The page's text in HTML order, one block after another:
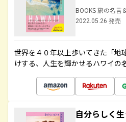
BOOKS 旅の名言
2022.05.26 発売
世界を４０年以上歩いてきた「地
けする、人生を輝かせるハワイの
自分らしく